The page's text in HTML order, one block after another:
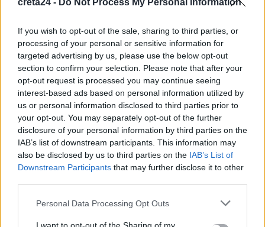
creta24 - Do Not Process My Personal Information
If you wish to opt-out of the sale, sharing to third parties, or
processing of your personal or sensitive information for
targeted advertising by us, please use the below opt-out
section to confirm your selection. Please note that after your
opt-out request is processed you may continue seeing
interest-based ads based on personal information utilized by
us or personal information disclosed to third parties prior to
your opt-out. You may separately opt-out of the further
disclosure of your personal information by third parties on the
IAB’s list of downstream participants. This information may
also be disclosed by us to third parties on the IAB’s List of
Downstream Participants that may further disclose it to other
Personal Data Processing Opt Outs
Ηράκλειο: Δύο συλλήψεις για ναρκωτικά – Βρήκαν σχεδόν
μισό κιλό κάνναβης σε σπίτι
9 Αυγούστου, 2026
TRENDING
#ΑΛΚΟΟΛ #ΑΝΗΛΙΚΟΣ #ΤΖΟ ΜΠΑΪΝΤΕΝ # ΠΑΣΟΚ